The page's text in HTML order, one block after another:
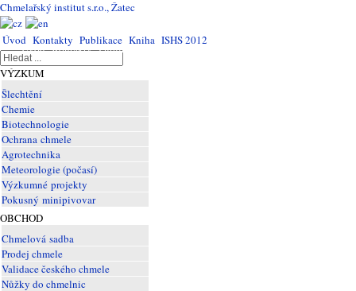
Chmelařský institut s.r.o., Žatec
Úvod
Úvod
Kontakty
Kontakty
Publikace
Publikace
Kniha
Kniha
ISHS 2012
ISHS
VÝZKUM
Šlechtění
Chemie
Biotechnologie
Ochrana chmele
Agrotechnika
Meteorologie (počasí)
Výzkumné projekty
Pokusný minipivovar
OBCHOD
Chmelová sadba
Prodej chmele
Validace českého chmele
Nůžky do chmelnic